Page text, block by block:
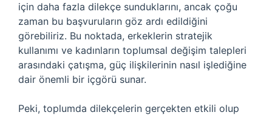
için daha fazla dilekçe sunduklarını, ancak çoğu
zaman bu başvuruların göz ardı edildiğini
görebiliriz. Bu noktada, erkeklerin stratejik
kullanımı ve kadınların toplumsal değişim talepleri
arasındaki çatışma, güç ilişkilerinin nasıl işlediğine
dair önemli bir içgörü sunar.
Peki, toplumda dilekçelerin gerçekten etkili olup